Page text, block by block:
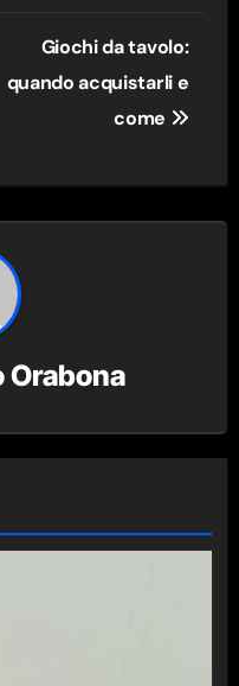
Giochi da tavolo:
quando acquistarli e
come
Orabona